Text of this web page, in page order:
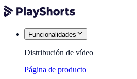
Funcionalidades
Distribución de vídeo
Página de producto